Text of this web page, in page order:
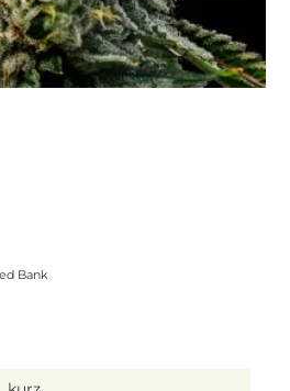
Bank